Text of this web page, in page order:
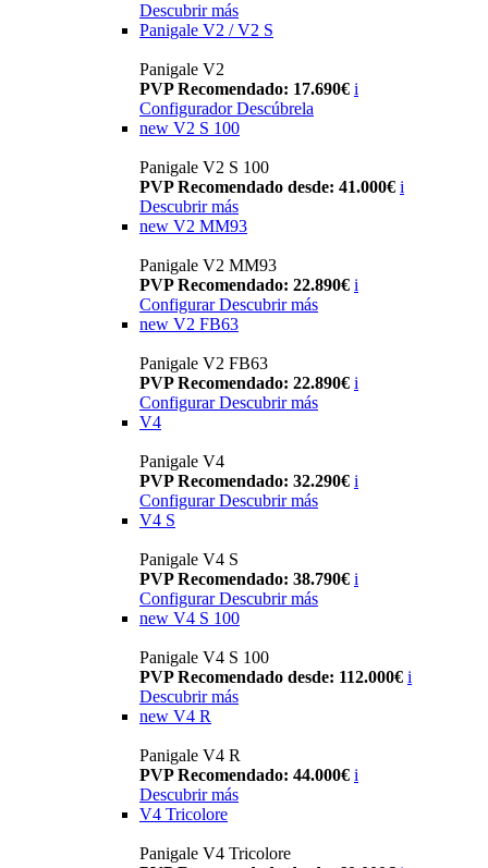
Descubrir más
Panigale V2 / V2 S
Panigale V2
PVP Recomendado: 17.690€ i
Configurador Descúbrela
new V2 S 100
Panigale V2 S 100
PVP Recomendado desde: 41.000€ i
Descubrir más
new V2 MM93
Panigale V2 MM93
PVP Recomendado: 22.890€ i
Configurar Descubrir más
new V2 FB63
Panigale V2 FB63
PVP Recomendado: 22.890€ i
Configurar Descubrir más
V4
Panigale V4
PVP Recomendado: 32.290€ i
Configurar Descubrir más
V4 S
Panigale V4 S
PVP Recomendado: 38.790€ i
Configurar Descubrir más
new V4 S 100
Panigale V4 S 100
PVP Recomendado desde: 112.000€ i
Descubrir más
new V4 R
Panigale V4 R
PVP Recomendado: 44.000€ i
Descubrir más
V4 Tricolore
Panigale V4 Tricolore